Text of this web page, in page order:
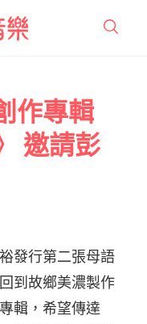
作專輯
邀請彭
發行第二張母語
到故鄉美濃製作
輯，希望傳達